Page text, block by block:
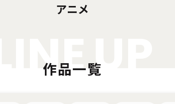
アニメ
NEU
作品一覧